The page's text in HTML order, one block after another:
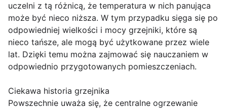
uczelni z tą różnicą, że temperatura w nich panująca
może być nieco niższa. W tym przypadku sięga się po
odpowiedniej wielkości i mocy grzejniki, które są
nieco tańsze, ale mogą być użytkowane przez wiele
lat. Dzięki temu można zajmować się nauczaniem w
odpowiednio przygotowanych pomieszczeniach.
Ciekawa historia grzejnika
Powszechnie uważa się, że centralne ogrzewanie